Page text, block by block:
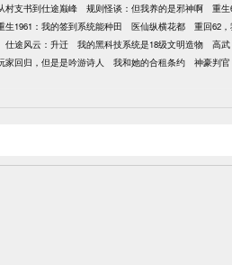
村支书到仕途巅峰
规则怪谈：但我养的是邪神啊 重
生1961：我的签到系统能种田
医仙纵横花都 重回62
仕途风云：升迁
我的黑科技系统是18级文明造物 高
家回归，但是是吟游诗人
我和她的合租条约 神豪判